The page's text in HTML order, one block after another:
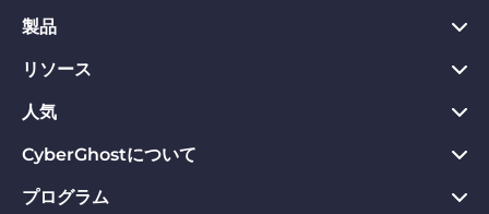
製品
PC向けVPN
Chrome向けVPN
Mac向けVPN
Android向けVPN
リソース
プライバシーハブ
プライバシーツール
返金保証
人気
今すぐダウンロード
Webサイトのブロックを解除
CyberGhostについて
CyberGhostについて
プログラム